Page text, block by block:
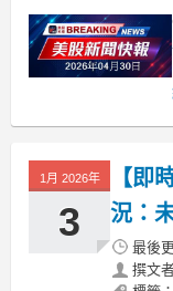
1月 2026年
3
【即
況：
最後
撰文